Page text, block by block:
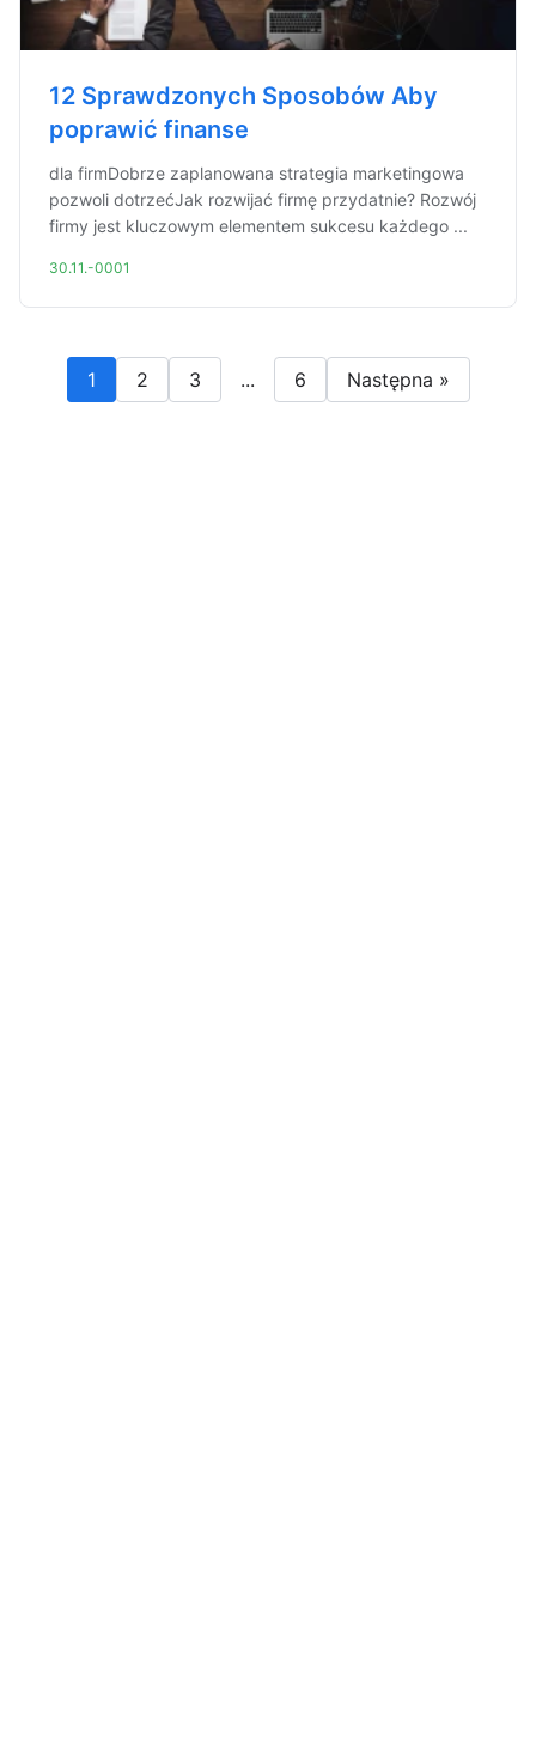
12 Sprawdzonych Sposobów Aby
poprawić finanse
dla firmDobrze zaplanowana strategia marketingowa
pozwoli dotrzećJak rozwijać firmę przydatnie? Rozwój
firmy jest kluczowym elementem sukcesu każdego ...
30.11.-0001
1 2 3 ... 6 Następna »